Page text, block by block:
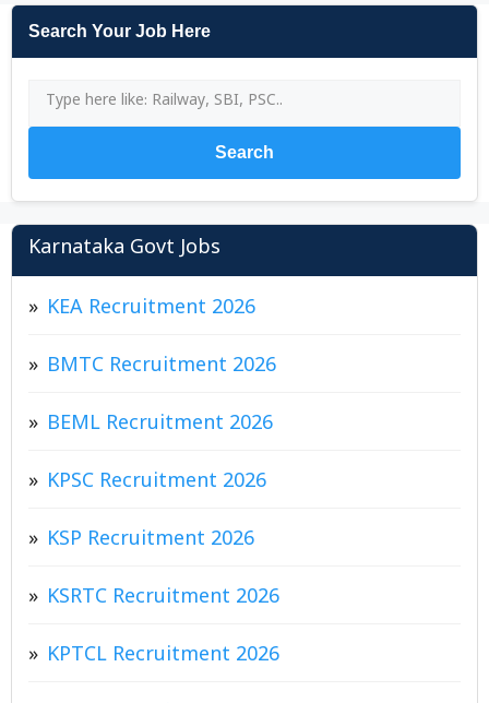
Search Your Job Here
Search
Karnataka Govt Jobs
KEA Recruitment 2026
BMTC Recruitment 2026
BEML Recruitment 2026
KPSC Recruitment 2026
KSP Recruitment 2026
KSRTC Recruitment 2026
KPTCL Recruitment 2026